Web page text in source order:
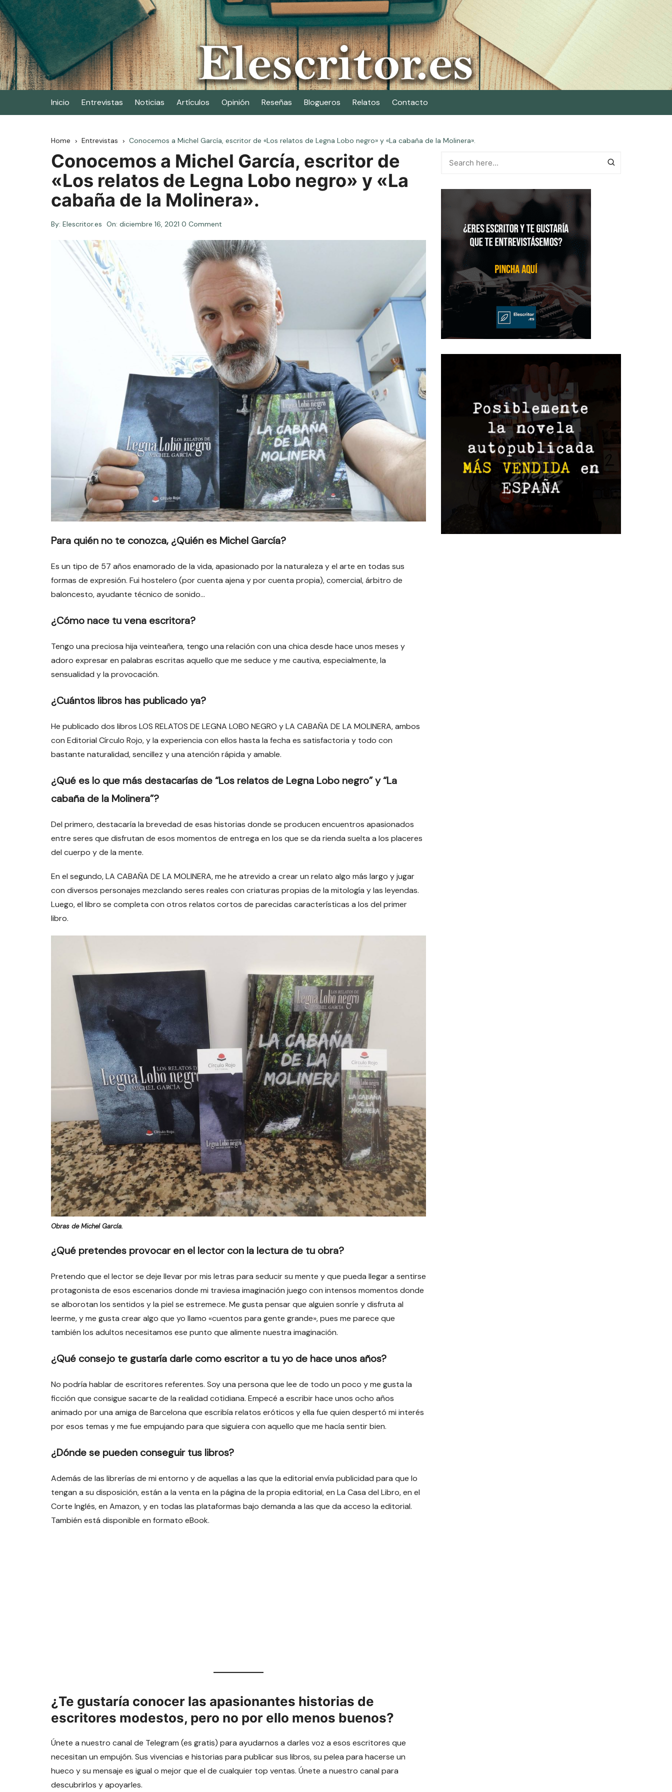
Skip
to
content
Elescritor.es
El periódico digital de los escritores
Inicio Entrevistas Noticias Artículos Opinión Reseñas Blogueros Relatos Contacto
Home Entrevistas Conocemos a Michel García, escritor de «Los relatos de Legna Lobo negro» y «La cabaña de la Molinera».
Conocemos a Michel García, escritor de
«Los relatos de Legna Lobo negro» y «La
cabaña de la Molinera».
By: Elescritor.es On: diciembre 16, 2021 0 Comment
Para quién no te conozca, ¿Quién es Michel García?
Es un tipo de 57 años enamorado de la vida, apasionado por la naturaleza y el arte en todas sus
formas de expresión. Fui hostelero (por cuenta ajena y por cuenta propia), comercial, árbitro de
baloncesto, ayudante técnico de sonido…
¿Cómo nace tu vena escritora?
Tengo una preciosa hija veinteañera, tengo una relación con una chica desde hace unos meses y
adoro expresar en palabras escritas aquello que me seduce y me cautiva, especialmente, la
sensualidad y la provocación.
¿Cuántos libros has publicado ya?
He publicado dos libros LOS RELATOS DE LEGNA LOBO NEGRO y LA CABAÑA DE LA MOLINERA, ambos
con Editorial Círculo Rojo, y la experiencia con ellos hasta la fecha es satisfactoria y todo con
bastante naturalidad, sencillez y una atención rápida y amable.
¿Qué es lo que más destacarías de “Los relatos de Legna Lobo negro” y “La
cabaña de la Molinera”?
Del primero, destacaría la brevedad de esas historias donde se producen encuentros apasionados
entre seres que disfrutan de esos momentos de entrega en los que se da rienda suelta a los placeres
del cuerpo y de la mente.
En el segundo, LA CABAÑA DE LA MOLINERA, me he atrevido a crear un relato algo más largo y jugar
con diversos personajes mezclando seres reales con criaturas propias de la mitología y las leyendas.
Luego, el libro se completa con otros relatos cortos de parecidas características a los del primer
libro.
Obras de Michel García.
¿Qué pretendes provocar en el lector con la lectura de tu obra?
Pretendo que el lector se deje llevar por mis letras para seducir su mente y que pueda llegar a sentirse
protagonista de esos escenarios donde mi traviesa imaginación juego con intensos momentos donde
se alborotan los sentidos y la piel se estremece. Me gusta pensar que alguien sonríe y disfruta al
leerme, y me gusta crear algo que yo llamo «cuentos para gente grande», pues me parece que
también los adultos necesitamos ese punto que alimente nuestra imaginación.
¿Qué consejo te gustaría darle como escritor a tu yo de hace unos años?
No podría hablar de escritores referentes. Soy una persona que lee de todo un poco y me gusta la
ficción que consigue sacarte de la realidad cotidiana. Empecé a escribir hace unos ocho años
animado por una amiga de Barcelona que escribía relatos eróticos y ella fue quien despertó mi interés
por esos temas y me fue empujando para que siguiera con aquello que me hacía sentir bien.
¿Dónde se pueden conseguir tus libros?
Además de las librerías de mi entorno y de aquellas a las que la editorial envía publicidad para que lo
tengan a su disposición, están a la venta en la página de la propia editorial, en La Casa del Libro, en el
Corte Inglés, en Amazon, y en todas las plataformas bajo demanda a las que da acceso la editorial.
También está disponible en formato eBook.
¿Te gustaría conocer las apasionantes historias de
escritores modestos, pero no por ello menos buenos?
Únete a nuestro canal de Telegram (es gratis) para ayudarnos a darles voz a esos escritores que
necesitan un empujón. Sus vivencias e historias para publicar sus libros, su pelea para hacerse un
hueco y su mensaje es igual o mejor que el de cualquier top ventas. Únete a nuestro canal para
descubrirlos y apoyarles.